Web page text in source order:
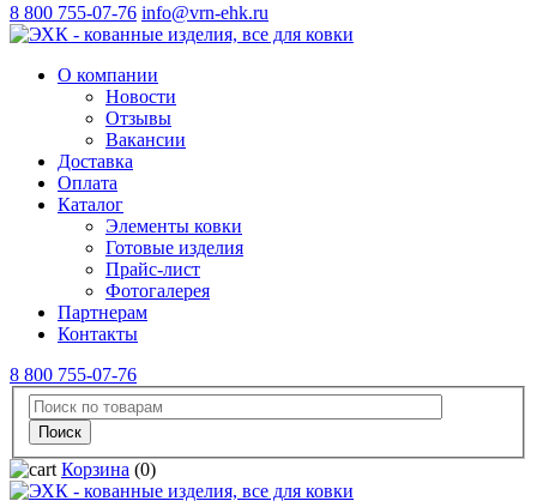
8 800 755-07-76 info@vrn-ehk.ru
О компании
Новости
Отзывы
Вакансии
Доставка
Оплата
Каталог
Элементы ковки
Готовые изделия
Прайс-лист
Фотогалерея
Партнерам
Контакты
8 800 755-07-76
Корзина (0)